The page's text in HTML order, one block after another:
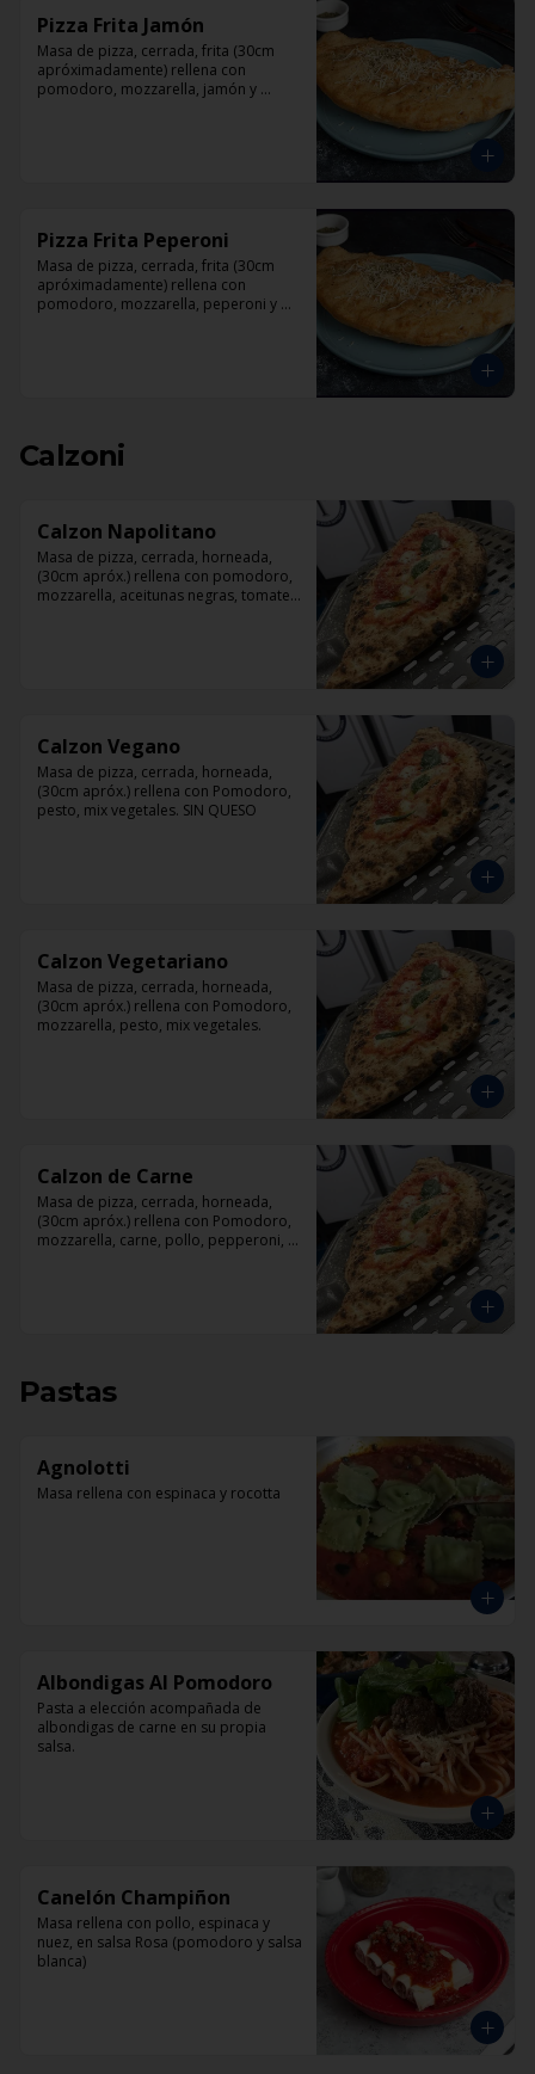
Pizza Frita Jamón
Masa de pizza, cerrada, frita (30cm
apróximadamente) rellena con
pomodoro, mozzarella, jamón y
Pizza Frita Peperoni
Masa de pizza, cerrada, frita (30cm
apróximadamente) rellena con
pomodoro, mozzarella, peperoni y
Calzoni
Calzon Napolitano
Masa de pizza, cerrada, horneada,
(30cm apróx.) rellena con pomodoro,
mozzarella, aceitunas negras, tomate,
Calzon Vegano
Masa de pizza, cerrada, horneada,
(30cm apróx.) rellena con Pomodoro,
pesto, mix vegetales. SIN QUESO
Calzon Vegetariano
Masa de pizza, cerrada, horneada,
(30cm apróx.) rellena con Pomodoro,
mozzarella, pesto, mix vegetales.
Calzon de Carne
Masa de pizza, cerrada, horneada,
(30cm apróx.) rellena con Pomodoro,
mozzarella, carne, pollo, pepperoni,
Pastas
Agnolotti
Masa rellena con espinaca y rocotta
Albondigas Al Pomodoro
Pasta a elección acompañada de
albondigas de carne en su propia
salsa.
Canelón Champiñon
Masa rellena con pollo, espinaca y
nuez, en salsa Rosa (pomodoro y salsa
blanca)